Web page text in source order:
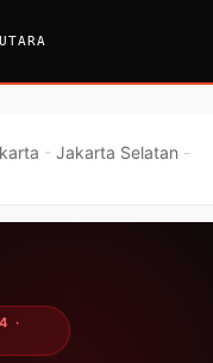
- Jakarta Selatan -
·